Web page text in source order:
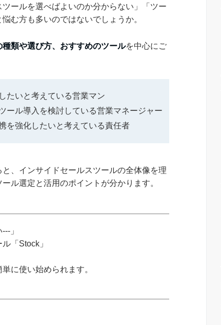
ールを選べばよいのか分からない」「ツー
む方も多いのではないでしょうか。
類や選び方、おすすめのツールを中心にご
たいと考えている営業マン
ール導入を検討している営業マネージャー
を強化したいと考えている責任者
、インサイドセールスツールの全体像を理
ル選定と活用のポイントが分かります。
」
「Stock」
に使い始められます。